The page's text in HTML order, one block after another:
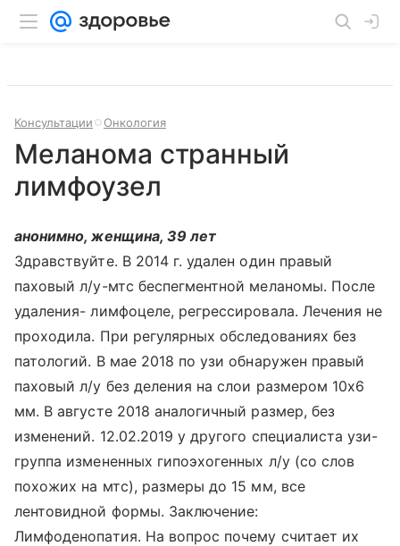
Консультации Онкология
Меланома странный
лимфоузел
анонимно, женщина, 39 лет
Здравствуйте. В 2014 г. удален один правый
паховый л/у-мтс беспегментной меланомы. После
удаления- лимфоцеле, регрессировала. Лечения не
проходила. При регулярных обследованиях без
патологий. В мае 2018 по узи обнаружен правый
паховый л/у без деления на слои размером 10х6
мм. В августе 2018 аналогичный размер, без
изменений. 12.02.2019 у другого специалиста узи-
группа измененных гипоэхогенных л/у (со слов
похожих на мтс), размеры до 15 мм, все
лентовидной формы. Заключение:
Лимфоденопатия. На вопрос почему считает их